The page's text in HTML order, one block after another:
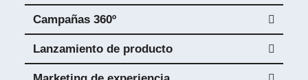
Campañas 360º
Lanzamiento de producto